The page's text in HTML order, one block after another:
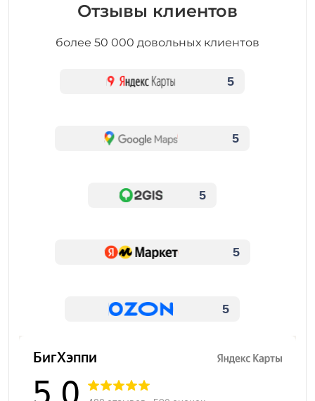
Отзывы клиентов
более 50 000 довольных клиентов
5
5
5
5
5